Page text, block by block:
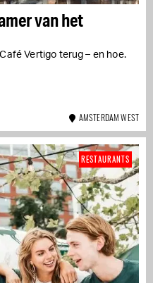
van het
Vertigo terug – en hoe.
AMSTERDAM WEST
RESTAURANTS